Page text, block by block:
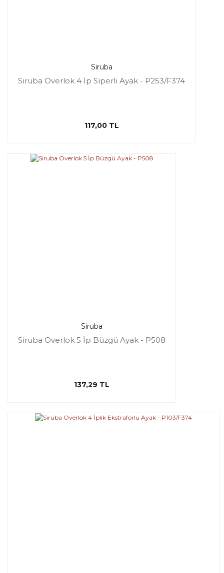
Siruba
Siruba Overlok 4 İp Siperli Ayak - P253/F374
117,00 TL
Siruba
Siruba Overlok 5 İp Büzgü Ayak - P508
137,29 TL